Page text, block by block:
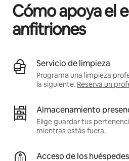
Cómo apoya el
anfitriones
Servicio de limpieza
Programa una limpieza
la siguiente. Reserva un
Almacenamiento
Elige guardar tus
mientras estás fuera.
Acceso de los huéspedes